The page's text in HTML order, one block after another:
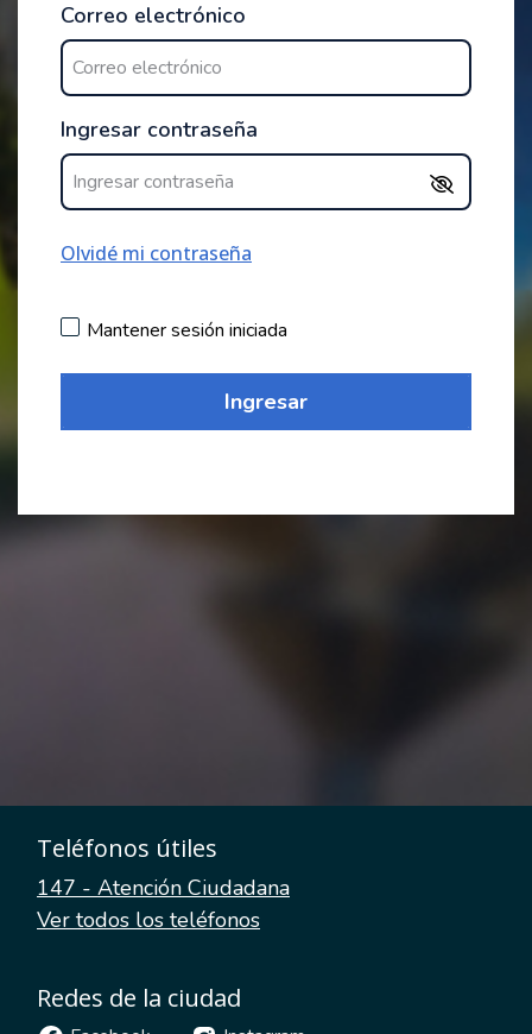
Correo electrónico
Ingresar contraseña
Olvidé mi contraseña
Mantener sesión iniciada
Ingresar
Teléfonos útiles
147 - Atención Ciudadana
Ver todos los teléfonos
Redes de la ciudad